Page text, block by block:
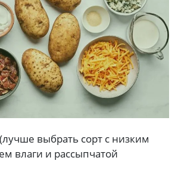
выбрать сорт с низким
влаги и рассыпчатой